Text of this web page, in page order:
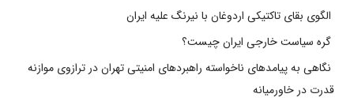
الگوی بقای تاکتیکی اردوغان با نیرنگ علیه ایران
گره سیاست خارجی ایران چیست؟
نگاهی به پیامدهای ناخواسته راهبردهای امنیتی تهران در ترازوی موازنه
قدرت در خاورمیانه